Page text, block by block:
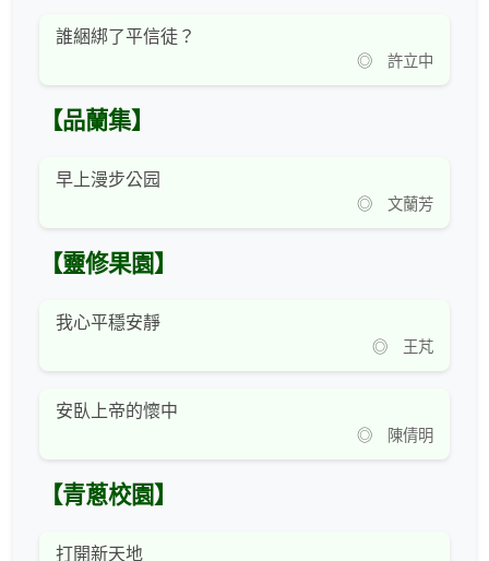
誰綑綁了平信徒？
◎ 許立中
【品蘭集】
早上漫步公园
◎ 文蘭芳
【靈修果園】
我心平穩安靜
◎ 王芃
安臥上帝的懷中
◎ 陳倩明
【青蔥校園】
打開新天地